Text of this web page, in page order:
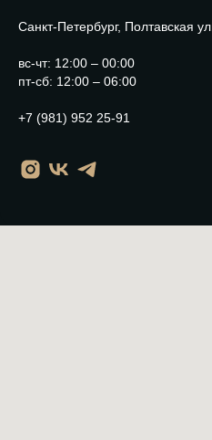
Санкт-Петербург, Полтавская
вс-чт: 12:00 – 00:00
пт-сб: 12:00 – 06:00
+7 (981) 952 25-91